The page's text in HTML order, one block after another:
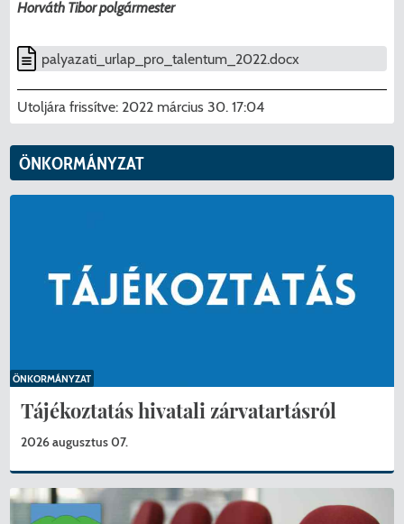
Horváth Tibor polgármester
palyazati_urlap_pro_talentum_2022.docx
Utoljára frissítve: 2022 március 30. 17:04
ÖNKORMÁNYZAT
Tájékoztatás hivatali zárvatartásról
2026 augusztus 07.
ÖNKORMÁNYZAT